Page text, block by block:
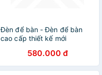
Đèn để bàn - Đèn để bàn
cao cấp thiết kế mới
580.000 đ